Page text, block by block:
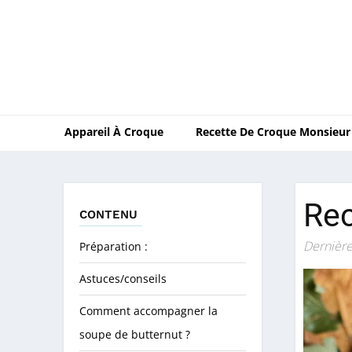
Appareil À Croque Recette De Croque Monsieur
CONTENU
Préparation :
Astuces/conseils
Comment accompagner la
soupe de butternut ?